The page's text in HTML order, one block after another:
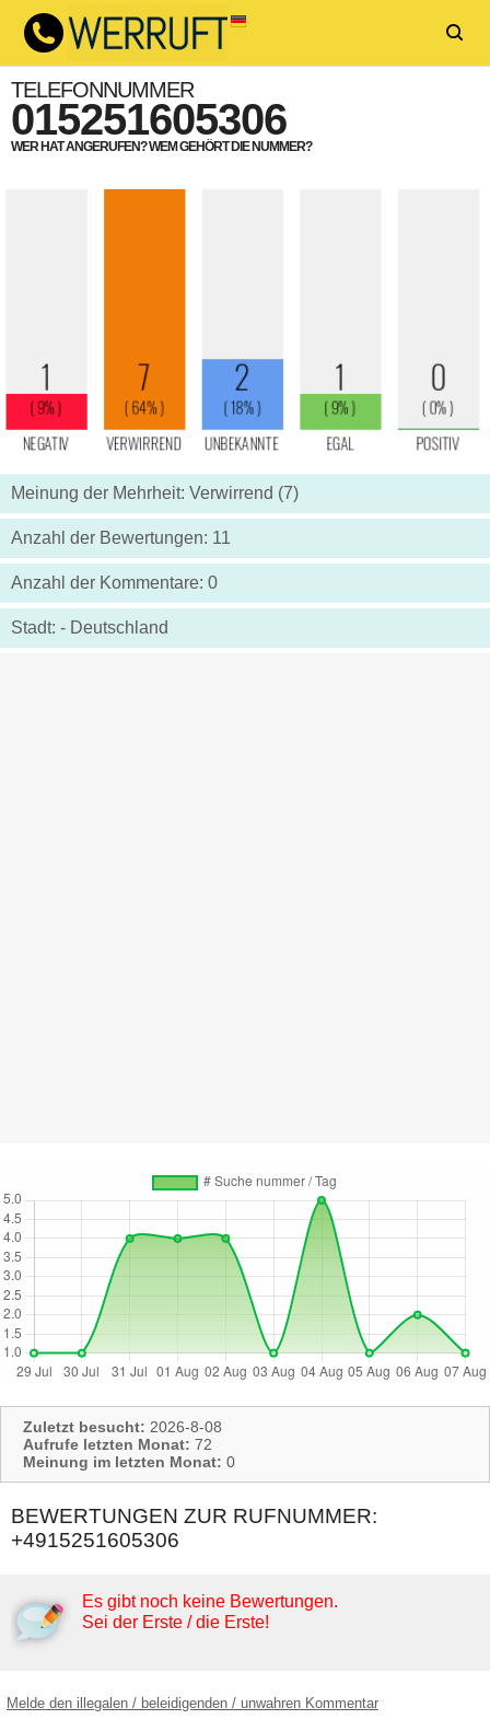
TELEFONNUMMER
015251605306
WER HAT ANGERUFEN? WEM GEHÖRT DIE NUMMER?
Meinung der Mehrheit: Verwirrend (7)
Anzahl der Bewertungen: 11
Anzahl der Kommentare: 0
Stadt: - Deutschland
Zuletzt besucht: 2026-8-08
Aufrufe letzten Monat: 72
Meinung im letzten Monat: 0
BEWERTUNGEN ZUR RUFNUMMER:
+4915251605306
Es gibt noch keine Bewertungen.
Sei der Erste / die Erste!
Melde den illegalen / beleidigenden / unwahren Kommentar